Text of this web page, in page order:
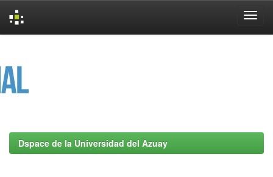
Dspace de la Universidad del Azuay